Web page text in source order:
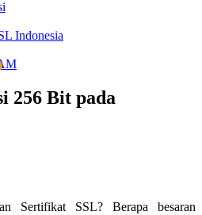
Indonesia
256 Bit pada
Sertifikat SSL? Berapa besaran